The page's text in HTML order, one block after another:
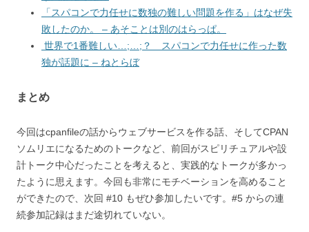
「スパコンで力任せに数独の難しい問題を作る」はなぜ失
敗したのか。 – あそことは別のはらっぱ。
世界で1番難しい…;…;？ スパコンで力任せに作った数
独が話題に – ねとらぼ
まとめ
今回はcpanfileの話からウェブサービスを作る話、そしてCPAN
ソムリエになるためのトークなど、前回がスピリチュアルや設
計トーク中心だったことを考えると、実践的なトークが多かっ
たように思えます。今回も非常にモチベーションを高めること
ができたので、次回 #10 もぜひ参加したいです。#5 からの連
続参加記録はまだ途切れていない。